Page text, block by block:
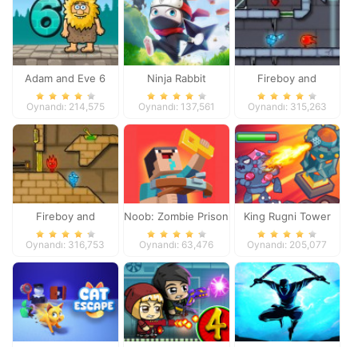
Adam and Eve 6
Oynandı: 214,575
Ninja Rabbit
Oynandı: 137,561
Fireboy and
Watergirl 3
Oynandı: 315,263
Fireboy and
Watergirl 2
Oynandı: 316,753
Noob: Zombie Prison
Escape
Oynandı: 63,476
King Rugni Tower
Defense
Oynandı: 205,077